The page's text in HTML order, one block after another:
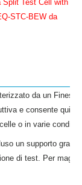
Split Test Cell with
STC-BEW da
da un
e consente
o in varie
un supporto
di test. Per